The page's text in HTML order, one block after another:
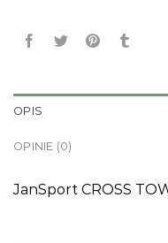
OPIS
OPINIE (0)
JanSport CROSS